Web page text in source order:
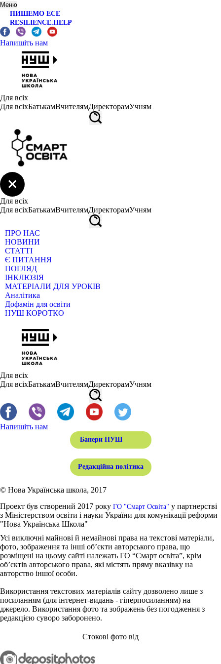
Меню
ПИШЕМО ЕСЕ
RESILIENCE.HELP
Напишіть нам
Для всіх
Для всіхБатькамВчителямДиректорамУчням
Для всіх
Для всіхБатькамВчителямДиректорамУчням
ПРО НАС
НОВИНИ
СТАТТІ
Є ПИТАННЯ
ПОГЛЯД
ІНКЛЮЗІЯ
МАТЕРІАЛИ ДЛЯ УРОКІВ
Аналітика
Дофамін для освіти
НУШ КОРОТКО
Для всіх
Для всіхБатькамВчителямДиректорамУчням
Напишіть нам
Банери НУШ
Редакційна політика
© Нова Українська школа, 2017
Проект був створений 2017 року ГО "Смарт Освіта" у партнерстві
з Міністерством освіти і науки України для комунікації реформи
"Нова Українська Школа"
Усі виключні майнові й немайнові права на текстові матеріали,
фото, зображення та інші об’єкти авторського права, що
розміщені на цьому сайті належать ГО “Смарт освіта”, крім
об’єктів авторського права, які містять пряму вказівку на
авторство іншої особи.
Використання текстових матеріалів сайту дозволено лише з
посиланням (для інтернет-видань - гіперпосиланням) на
джерело. Використання фото та зображень без погодження з
редакцією суворо заборонено.
Стокові фото від